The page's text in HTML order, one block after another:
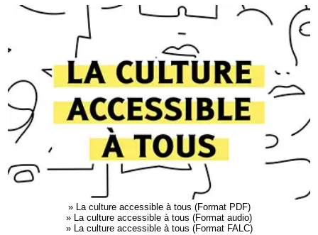
» La culture accessible à tous (Format PDF)
» La culture accessible à tous (Format audio)
» La culture accessible à tous (Format FALC)